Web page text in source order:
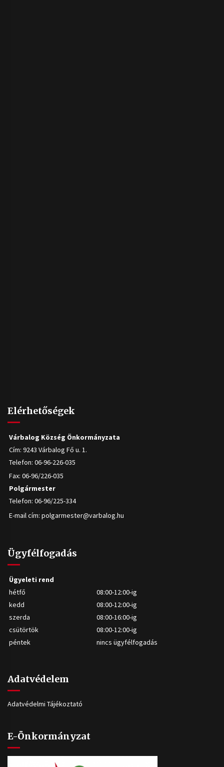
Elérhetőségek
Várbalog Község Önkormányzata
Cím: 9243 Várbalog Fő u. 1.
Telefon: 06-96-226-035
Fax: 06-96/226-035
Polgármester
Telefon: 06-96/225-334
E-mail cím: polgarmester@varbalog.hu
Ügyfélfogadás
Ügyeleti rend
hétfő
08:00-12:00-ig
kedd
08:00-12:00-ig
szerda
08:00-16:00-ig
csütörtök
08:00-12:00-ig
péntek
nincs ügyfélfogadás
Adatvédelem
Adatvédelmi Tájékoztató
E-Önkormányzat